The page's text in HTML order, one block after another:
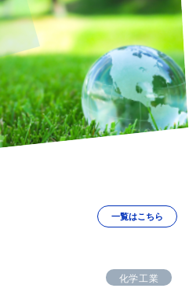
一覧はこちら
化学工業